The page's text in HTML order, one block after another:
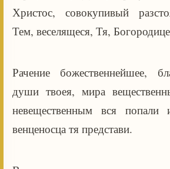
Христос, совокупивый
Тем, веселящеся, Тя,
Рачение божественнейшее,
души твоея, мира
невещественным вся
венценосца тя представи.